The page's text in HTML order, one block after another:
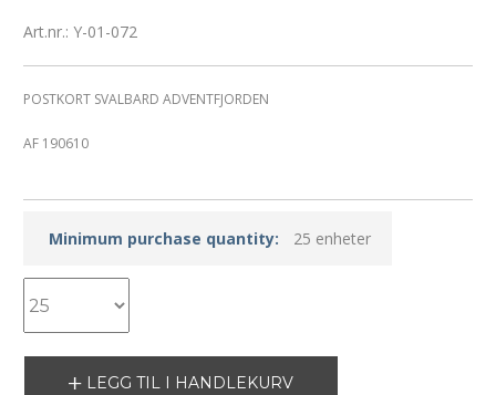
Art.nr.: Y-01-072
POSTKORT SVALBARD ADVENTFJORDEN
AF 190610
Minimum purchase quantity: 25 enheter
LEGG TIL I HANDLEKURV